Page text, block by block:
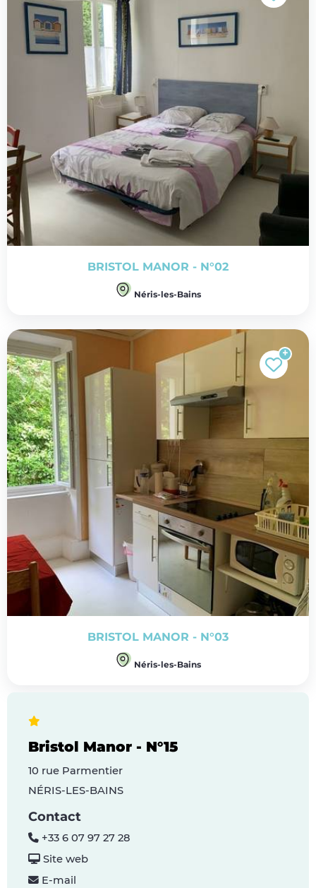
BRISTOL MANOR - N°02
Néris-les-Bains
BRISTOL MANOR - N°03
Néris-les-Bains
Bristol Manor - N°15
10 rue Parmentier
NÉRIS-LES-BAINS
Contact
+33 6 07 97 27 28
Site web
E-mail